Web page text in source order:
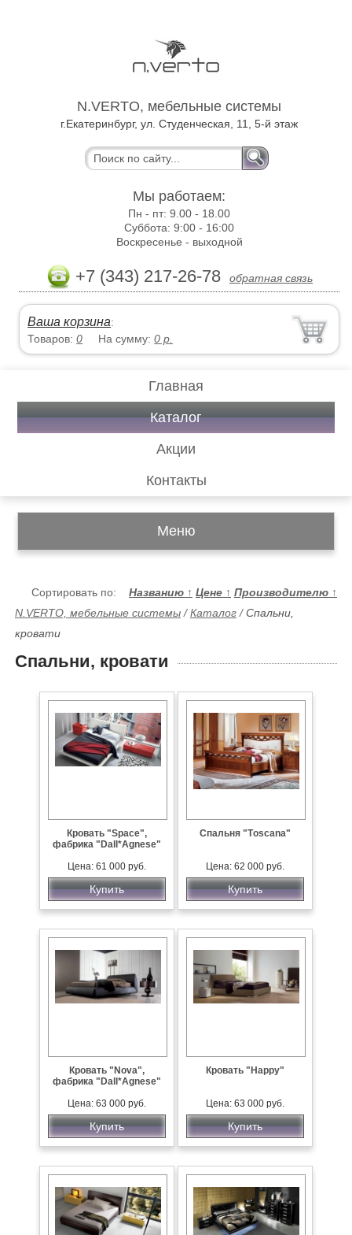
N.VERTO, мебельные системы
г.Екатеринбург, ул. Студенческая, 11, 5-й этаж
Мы работаем:
Пн - пт:9.00 - 18.00
Суббота:9:00 - 16:00
Воскресенье - выходной
+7 (343) 217-26-78 обратная связь
Ваша корзина:
Товаров:0 На сумму:0 р.
Главная
Каталог
Акции
Контакты
Меню
Сортировать по: Названию ↑ Цене ↑ Производителю ↑
N.VERTO, мебельные системы /Каталог /Спальни,
кровати
Спальни, кровати
Кровать "Space",
фабрика "Dall*Agnese"
Цена: 61 000 руб.
Купить
Спальня "Тoscana"
Цена: 62 000 руб.
Купить
Кровать "Nova",
фабрика "Dall*Agnese"
Цена: 63 000 руб.
Купить
Кровать "Happy"
Цена: 63 000 руб.
Купить